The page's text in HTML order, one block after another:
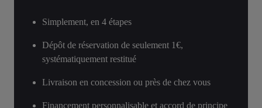
Simplement, en 4 étapes
Dépôt de réservation de seulement 1€,
systématiquement restitué
Livraison en concession ou près de chez vous
Financement personnalisable et accord de principe